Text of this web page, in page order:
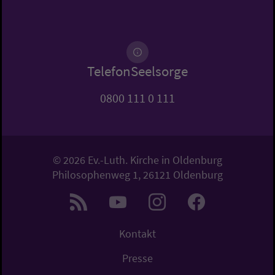
TelefonSeelsorge
0800 111 0 111
© 2026 Ev.-Luth. Kirche in Oldenburg
Philosophenweg 1, 26121 Oldenburg
Kontakt
Presse